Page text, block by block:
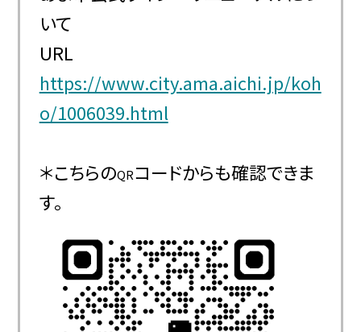
いて
URL
https://www.city.ama.aichi.jp/koh
o/1006039.html
＊こちらのQRコードからも確認できま
す。